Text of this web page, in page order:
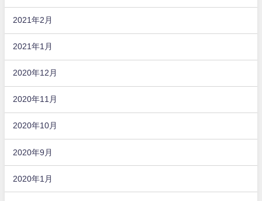
2021年2月
2021年1月
2020年12月
2020年11月
2020年10月
2020年9月
2020年1月